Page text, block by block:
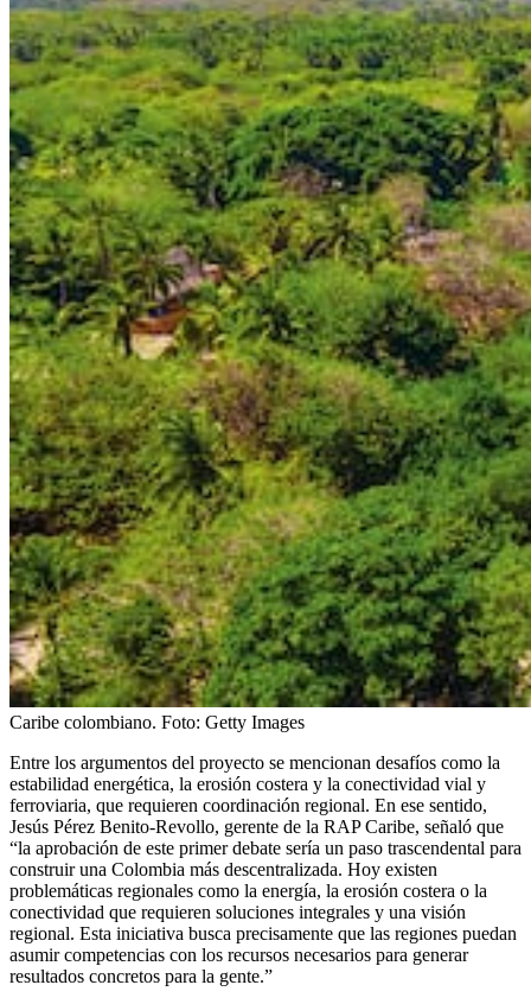
Caribe colombiano. Foto: Getty Images
Entre los argumentos del proyecto se mencionan desafíos como la
estabilidad energética, la erosión costera y la conectividad vial y
ferroviaria, que requieren coordinación regional. En ese sentido,
Jesús Pérez Benito-Revollo, gerente de la RAP Caribe, señaló que
“la aprobación de este primer debate sería un paso trascendental para
construir una Colombia más descentralizada. Hoy existen
problemáticas regionales como la energía, la erosión costera o la
conectividad que requieren soluciones integrales y una visión
regional. Esta iniciativa busca precisamente que las regiones puedan
asumir competencias con los recursos necesarios para generar
resultados concretos para la gente.”